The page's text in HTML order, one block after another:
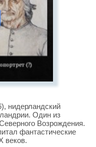
нидерландский
Один из
Возрождения.
фантастические
веков.